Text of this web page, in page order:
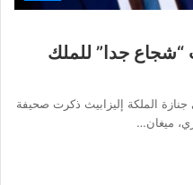
جدا” للملك
الملكة إليزابيث ذكرت صحيفة
ميغان…